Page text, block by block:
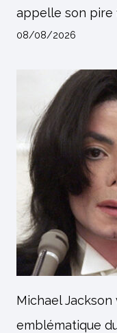
appelle son pire
08/08/2026
Michael
emblématique